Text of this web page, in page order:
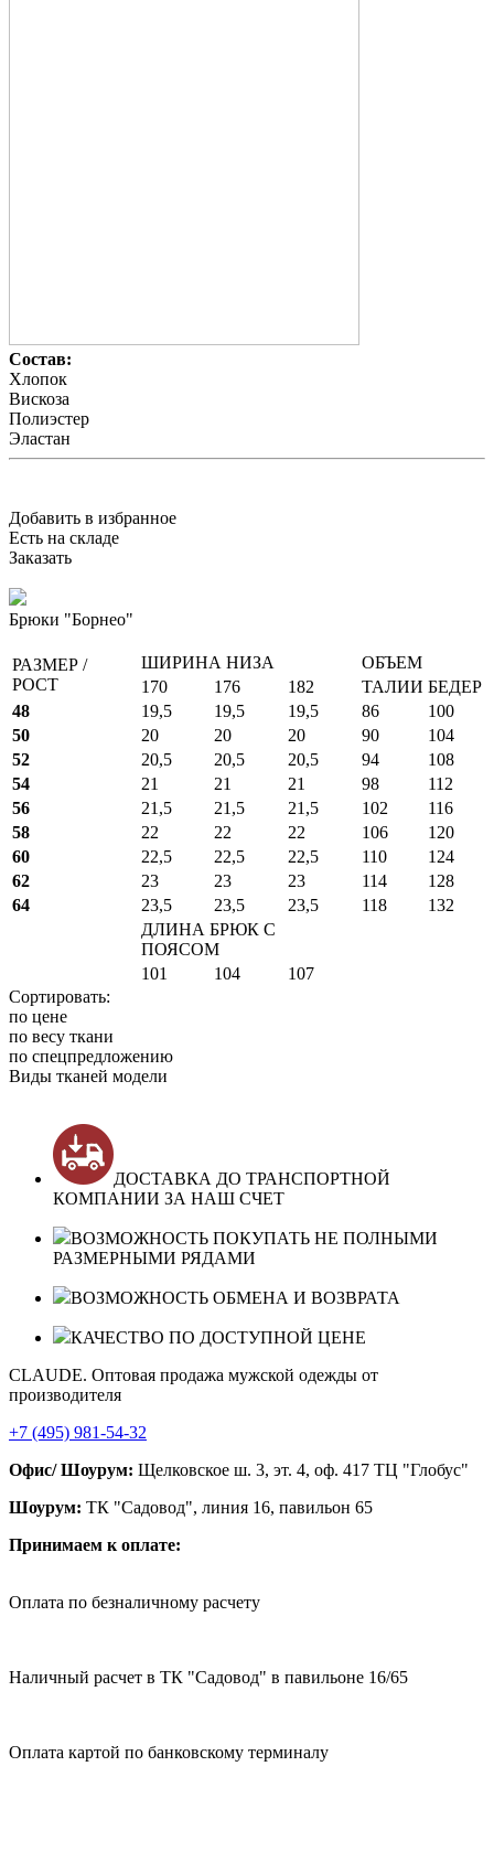
Состав:
Хлопок
Вискоза
Полиэстер
Эластан
Добавить в избранное
Есть на складе
Заказать
Брюки "Борнео"
РАЗМЕР /
РОСТ
ШИРИНА НИЗА
ОБЪЕМ
170
176 182 ТАЛИИ БЕДЕР
48
19,5 19,5 19,5 86
100
50
20 20 20 90
104
52
20,5 20,5 20,5 94
108
54
21 21 21 98
112
56
21,5 21,5 21,5 102
116
58
22 22 22 106
120
60
22,5 22,5 22,5 110
124
62
23 23 23 114
128
64
23,5 23,5 23,5 118
132
ДЛИНА БРЮК С
ПОЯСОМ
101
104
107
Сортировать:
по цене
по весу ткани
по спецпредложению
Виды тканей модели
ДОСТАВКА ДО ТРАНСПОРТНОЙ
КОМПАНИИ ЗА НАШ СЧЕТ
ВОЗМОЖНОСТЬ ПОКУПАТЬ НЕ ПОЛНЫМИ
РАЗМЕРНЫМИ РЯДАМИ
ВОЗМОЖНОСТЬ ОБМЕНА И ВОЗВРАТА
КАЧЕСТВО ПО ДОСТУПНОЙ ЦЕНЕ
CLAUDE. Оптовая продажа мужской одежды от
производителя
+7 (495) 981-54-32
Офис/ Шоурум: Щелковское ш. 3, эт. 4, оф. 417 ТЦ "Глобус"
Шоурум: ТК "Садовод", линия 16, павильон 65
Принимаем к оплате:
Оплата по безналичному расчету
Наличный расчет в ТК "Садовод" в павильоне 16/65
Оплата картой по банковскому терминалу